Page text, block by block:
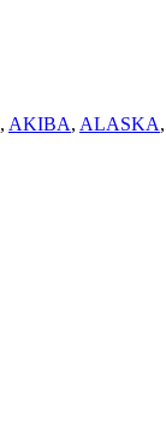
, AKIBA, ALASKA,